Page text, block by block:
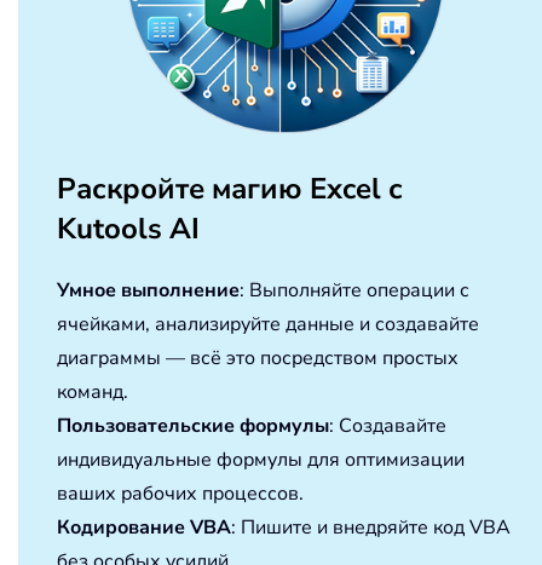
Раскройте магию Excel с
Kutools AI
Умное выполнение: Выполняйте операции с
ячейками, анализируйте данные и создавайте
диаграммы — всё это посредством простых
команд.
Пользовательские формулы: Создавайте
индивидуальные формулы для оптимизации
ваших рабочих процессов.
Кодирование VBA: Пишите и внедряйте код VBA